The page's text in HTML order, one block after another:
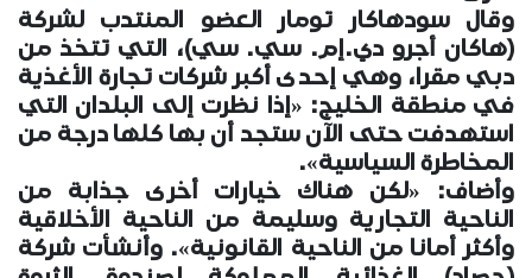
وقال سودهاكار تومار العضو المنتدب لشركة
(هاكان أجرو دي.إم. سي. سي)، التي تتخذ من
دبي مقرا، وهي إحدى أكبر شركات تجارة الأغذية
في منطقة الخليج: «إذا نظرت إلى البلدان التي
استهدفت حتى الآن ستجد أن بها كلها درجة من
المخاطرة السياسية».
وأضاف: «لكن هناك خيارات أخرى جذابة من
الناحية التجارية وسليمة من الناحية الأخلاقية
وأكثر أمانا من الناحية القانونية». وأنشأت شركة